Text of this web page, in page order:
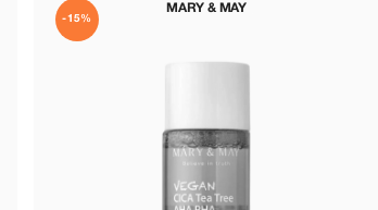
MARY & MAY
-15%